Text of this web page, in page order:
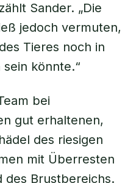
Sander. „Die
jedoch vermuten,
Tieres noch in
könnte.“
bei
gut erhaltenen,
des riesigen
mit Überresten
des Brustbereichs.